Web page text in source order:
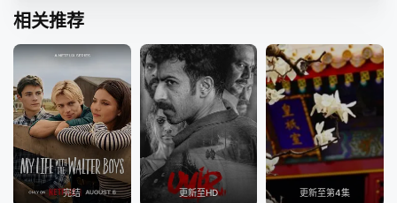
相关推荐
完结 更新至HD 更新至第4集